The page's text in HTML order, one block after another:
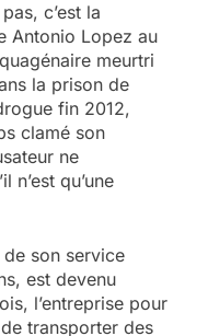
c’est la
Antonio Lopez au
meurtri
la prison de
fin 2012,
clamé son
ne
n’est qu’une
son service
est devenu
l’entreprise pour
transporter des